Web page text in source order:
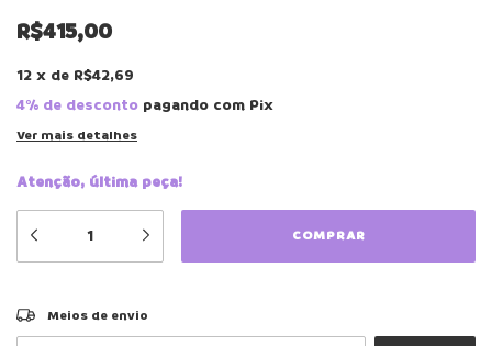
R$415,00
12 x de R$42,69
4% de desconto pagando com Pix
Ver mais detalhes
Atenção, última peça!
Entregas para o CEP:
Meios de envio